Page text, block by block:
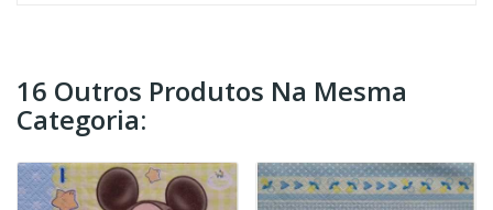
16 Outros Produtos Na Mesma
Categoria: